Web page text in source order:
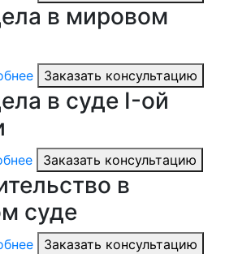
в мировом
Заказать консультацию
в суде I-ой
Заказать консультацию
в
суде
Заказать консультацию